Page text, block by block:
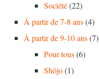
Société(22)
À partir de 7-8 ans(4)
À partir de 9-10 ans(7)
Pour tous(6)
Shôjo(1)